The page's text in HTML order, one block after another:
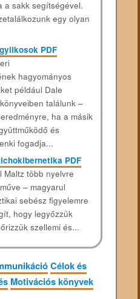
a sakk segítségével.
egy olyan
PDF
hagyományos
például Dale
találunk –
ha a másik
és
fogadja...
PDF
Maltz több nyelvre
– magyarul
sebész figyelemre
hogy legyőzzük
szellemi és...
Célok és
Motivációs könyvek